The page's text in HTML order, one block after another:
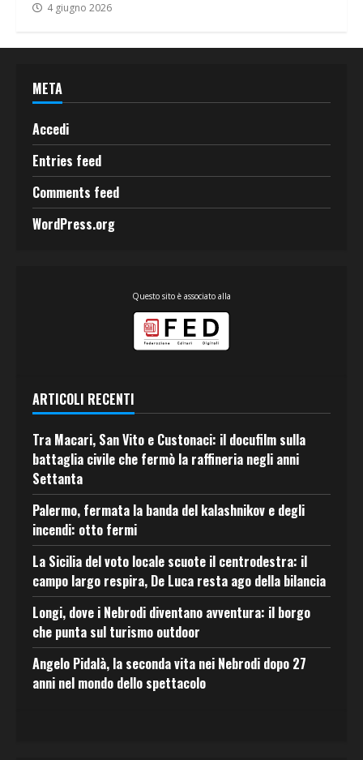
4 giugno 2026
META
Accedi
Entries feed
Comments feed
WordPress.org
Questo sito è associato alla
ARTICOLI RECENTI
Tra Macari, San Vito e Custonaci: il docufilm sulla
battaglia civile che fermò la raffineria negli anni
Settanta
Palermo, fermata la banda del kalashnikov e degli
incendi: otto fermi
La Sicilia del voto locale scuote il centrodestra: il
campo largo respira, De Luca resta ago della bilancia
Longi, dove i Nebrodi diventano avventura: il borgo
che punta sul turismo outdoor
Angelo Pidalà, la seconda vita nei Nebrodi dopo 27
anni nel mondo dello spettacolo